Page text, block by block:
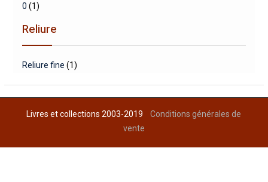
0 (1)
Reliure
Reliure fine (1)
Livres et collections 2003-2019Conditions générales de
vente